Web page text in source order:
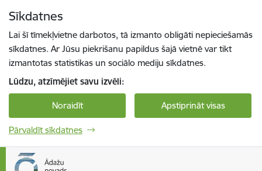
Sīkdatnes
Lai šī tīmekļvietne darbotos, tā izmanto obligāti nepieciešamās
sīkdatnes. Ar Jūsu piekrišanu papildus šajā vietnē var tikt
izmantotas statistikas un sociālo mediju sīkdatnes.
Lūdzu, atzīmējiet savu izvēli:
Noraidīt Apstiprināt visas
Pārvaldīt sīkdatnes